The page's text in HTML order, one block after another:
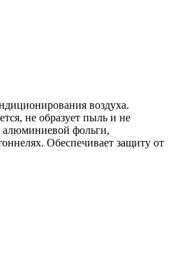
воздуха.
не образует пыль и не
алюминиевой фольги,
Обеспечивает защиту от